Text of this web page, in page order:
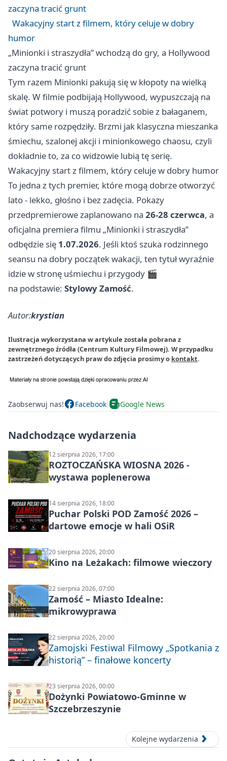
zaczyna tracić grunt
Wakacyjny start z filmem, który celuje w dobry
humor
„Minionki i straszydła” wchodzą do gry, a Hollywood
zaczyna tracić grunt
Tym razem Minionki pakują się w kłopoty na wielką
skalę. W filmie podbijają Hollywood, wypuszczają na
świat potwory i muszą poradzić sobie z bałaganem,
który same rozpędziły. Brzmi jak klasyczna mieszanka
śmiechu, szalonej akcji i minionkowego chaosu, czyli
dokładnie to, za co widzowie lubią tę serię.
Wakacyjny start z filmem, który celuje w dobry humor
To jedna z tych premier, które mogą dobrze otworzyć
lato - lekko, głośno i bez zadęcia. Pokazy
przedpremierowe zaplanowano na 26-28 czerwca, a
oficjalna premiera filmu „Minionki i straszydła”
odbędzie się 1.07.2026. Jeśli ktoś szuka rodzinnego
seansu na dobry początek wakacji, ten tytuł wyraźnie
idzie w stronę uśmiechu i przygody 🎬
na podstawie: Stylowy Zamość.
Autor:krystian
Ilustracja wykorzystana w artykule została pobrana z
zewnętrznego źródła (Centrum Kultury Filmowej). W przypadku
zastrzeżeń dotyczących praw do zdjęcia prosimy o kontakt.
Zaobserwuj nas! Facebook Google News
Nadchodzące wydarzenia
12 sierpnia 2026, 17:00
ROZTOCZAŃSKA WIOSNA 2026 -
wystawa poplenerowa
14 sierpnia 2026, 18:00
Puchar Polski POD Zamość 2026 –
dartowe emocje w hali OSiR
20 sierpnia 2026, 20:00
Kino na Leżakach: filmowe wieczory
22 sierpnia 2026, 07:00
Zamość – Miasto Idealne:
mikrowyprawa
22 sierpnia 2026, 20:00
Zamojski Festiwal Filmowy „Spotkania z
historią” – finałowe koncerty
23 sierpnia 2026, 00:00
Dożynki Powiatowo-Gminne w
Szczebrzeszynie
Kolejne wydarzenia